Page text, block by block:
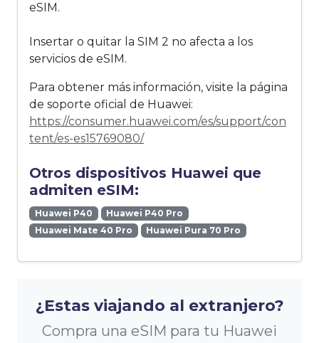
eSIM.
Insertar o quitar la SIM 2 no afecta a los
servicios de eSIM.
Para obtener más información, visite la página
de soporte oficial de Huawei:
https://consumer.huawei.com/es/support/con
tent/es-es15769080/
Otros dispositivos Huawei que
admiten eSIM:
Huawei P40
Huawei P40 Pro
Huawei Mate 40 Pro
Huawei Pura 70 Pro
¿Estas viajando al extranjero?
Compra una eSIM para tu Huawei